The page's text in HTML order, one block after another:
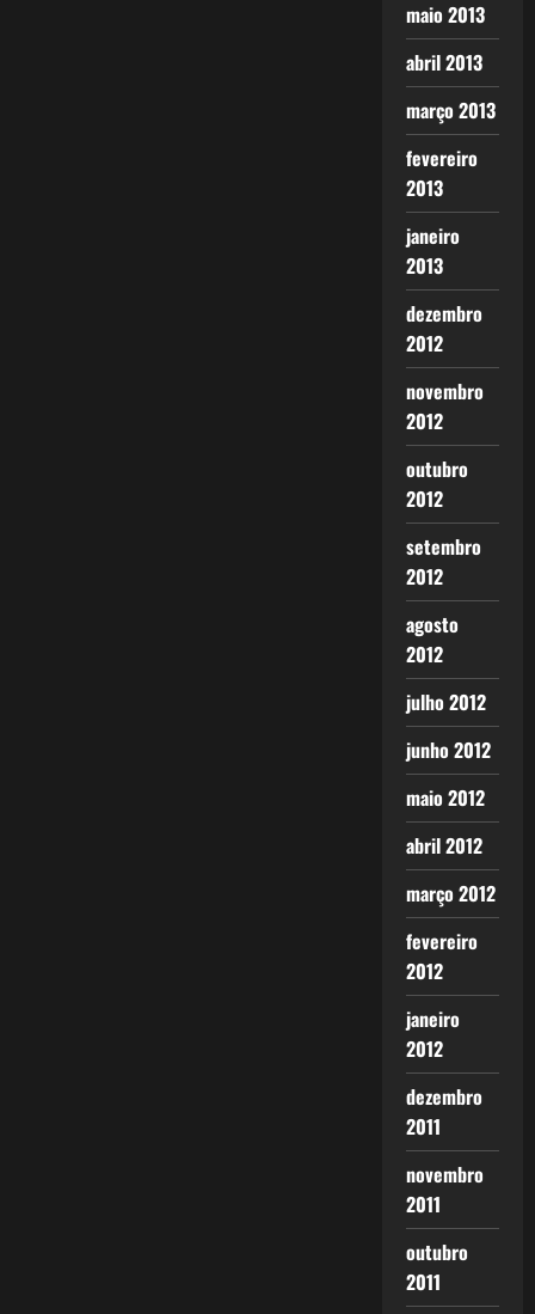
maio 2013
abril 2013
março 2013
fevereiro
2013
janeiro
2013
dezembro
2012
novembro
2012
outubro
2012
setembro
2012
agosto
2012
julho 2012
junho 2012
maio 2012
abril 2012
março 2012
fevereiro
2012
janeiro
2012
dezembro
2011
novembro
2011
outubro
2011